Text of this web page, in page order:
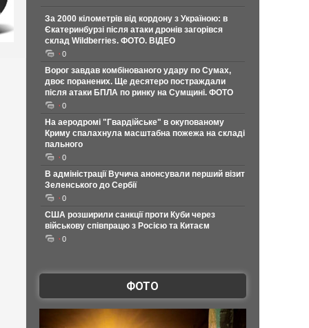
За 2000 кілометрів від кордону з Україною: в
Єкатеринбурзі після атаки дронів загорівся
склад Wildberries. ФОТО. ВІДЕО
0
Ворог завдав комбінованого удару по Сумах,
двоє поранених. Ще десятеро постраждали
після атаки БПЛА по ринку на Сумщині. ФОТО
0
На аеродромі "Гвардійське" в окупованому
Криму спалахнула масштабна пожежа на складі
пального
0
В адміністрації Вучича анонсували перший візит
Зеленського до Сербії
0
США розширили санкції проти Куби через
військову співпрацю з Росією та Китаєм
0
ФОТО